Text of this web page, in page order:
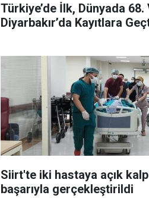
Türkiye’de İlk, Dünyada 68.
Diyarbakır’da Kayıtlara
Siirt'te iki hastaya açık
başarıyla gerçekleştirildi